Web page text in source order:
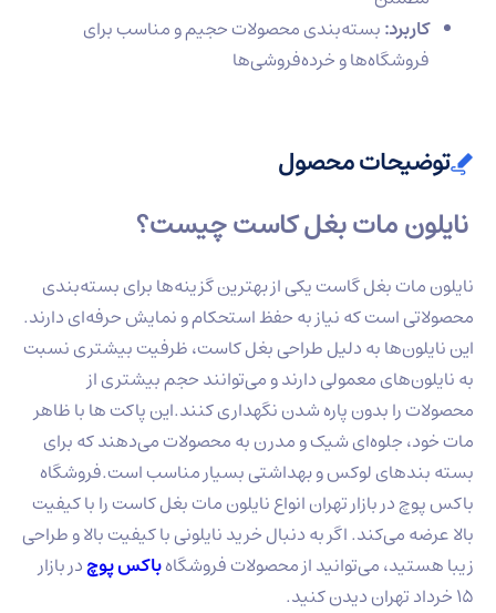
کاربرد:بسته‌بندی محصولات حجیم و مناسب برای
فروشگاه‌ها و خرده‌فروشی‌ها
توضیحات محصول
نایلون مات بغل کاست چیست؟
نایلون مات بغل گاست یکی از بهترین گزینه‌ها برای بسته‌بندی
محصولاتی است که نیاز به حفظ استحکام و نمایش حرفه‌ای دارند.
این نایلون‌ها به دلیل طراحی بغل کاست، ظرفیت بیشتری نسبت
به نایلون‌های معمولی دارند و می‌توانند حجم بیشتری از
محصولات را بدون پاره شدن نگهداری کنند.این پاکت ها با ظاهر
مات خود، جلوه‌ای شیک و مدرن به محصولات می‌دهند که برای
بسته بندهای لوکس و بهداشتی بسیار مناسب است.فروشگاه
باکس پوچ در بازار تهران انواع نایلون مات بغل کاست را با کیفیت
بالا عرضه می‌کند. اگر به دنبال خرید نایلونی با کیفیت بالا و طراحی
زیبا هستید، می‌توانید از محصولات فروشگاهباکس پوچدر بازار
15 خرداد تهران دیدن کنید.